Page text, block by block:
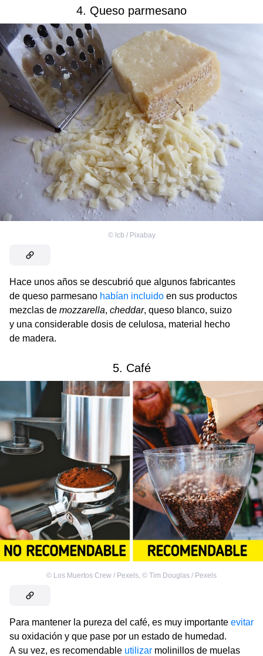
4. Queso parmesano
© lcb / Pixabay
Hace unos años se descubrió que algunos fabricantes
de queso parmesano habían incluido en sus productos
mezclas de mozzarella, cheddar, queso blanco, suizo
y una considerable dosis de celulosa, material hecho
de madera.
5. Café
© Los Muertos Crew / Pexels, © Tim Douglas / Pexels
Para mantener la pureza del café, es muy importante evitar
su oxidación y que pase por un estado de humedad.
A su vez, es recomendable utilizar molinillos de muelas